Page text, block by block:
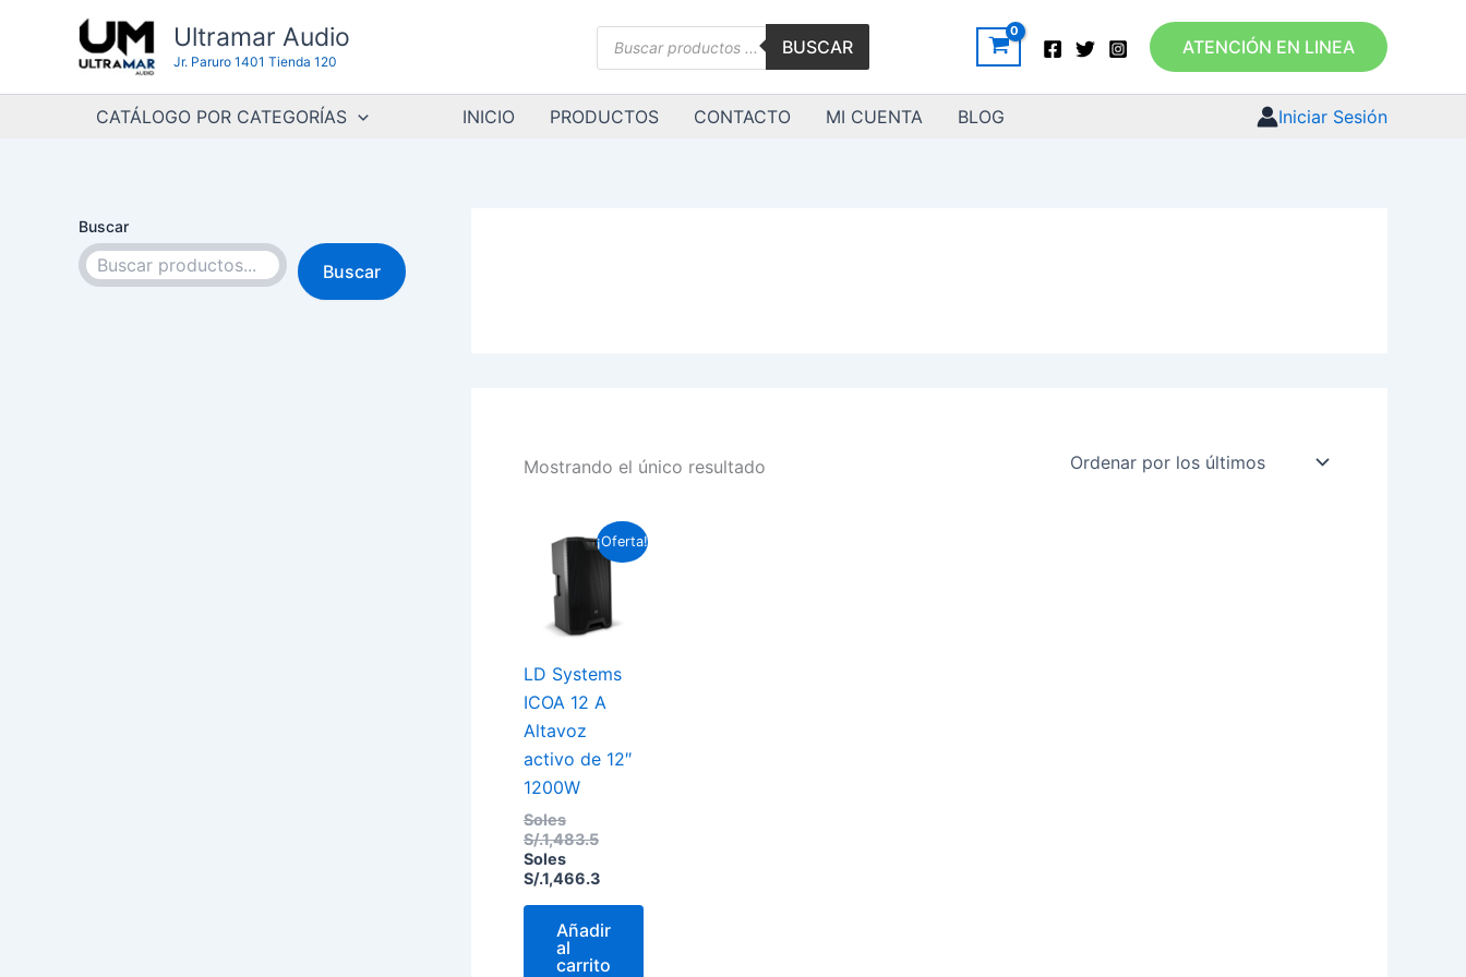
contenido
Ultramar Audio
Jr. Paruro 1401 Tienda 120
Búsqueda
BUSCAR ATENCIÓN EN LINEA
CATÁLOGO POR CATEGORÍAS INICIO PRODUCTOS CONTACTO MI CUENTA BLOG Iniciar Sesión
Buscar
Buscar
Mostrando el único resultado
¡Oferta!
LD Systems
ICOA 12 A
Altavoz
activo de 12″
1200W
Soles
S/.1,483.5
El
precio
original
era:
Soles
S/.1,483.5.
Soles
S/.1,466.3
El
precio
Añadir
al
carrito